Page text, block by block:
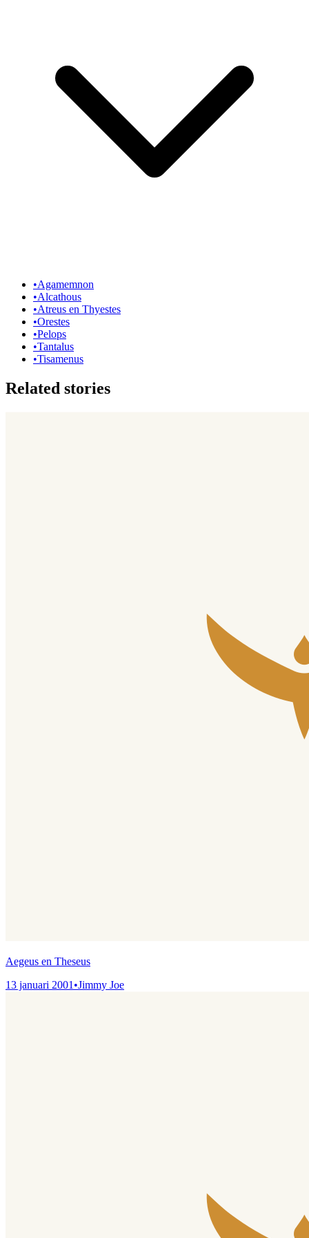
•Agamemnon
•Alcathous
•Atreus en Thyestes
•Orestes
•Pelops
•Tantalus
•Tisamenus
Related stories
Aegeus en Theseus
13 januari 2001 •Jimmy Joe